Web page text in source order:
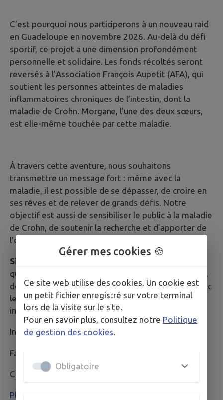
C’est pourquoi nous participerons à un nouveau raid
en Guadeloupe en novembre 2026. Au-delà du défi
sportif, ce projet a une dimension profondément
personnelle et solidaire. Les fonds récoltés seront
reversés à l’Association François Aupetit (AFA), qui
soutient les personnes atteintes de maladies
inflammatoires chroniques de l’intestin, dont la
maladie de Crohn. Morgane, l’une des deux sœurs,
est elle-même touchée par cette maladie.
À travers cette aventure, nous souhaitons
transmettre un message fort : même avec la
maladie, il est possible de se dépasser, de croire en
ses rêves et de relever de grands défis. Notre
objectif est aussi de sensibiliser le public à la maladie
de Crohn, de soutenir la recherche et d’apporter de
l’espoir à toutes les personnes concernées.
Sisters for Ever Adventure
qu’un projet sportif : c’est une aventure de courage,
de solidarité et de dépassement de soi, portée avec
le cœur et la volonté de montrer que rien n’est
impossible.
Instagram : Sisters for ever adventure
Facebook : Sisters for ever adventure
Contact : Morgane Vergnault 0669203370
Plus d'informations
Gérer mes cookies 🍪
Ce site web utilise des cookies. Un cookie est
un petit fichier enregistré sur votre terminal
lors de la visite sur le site.
Pour en savoir plus, consultez notre Politique
de gestion des cookies
Obligatoire